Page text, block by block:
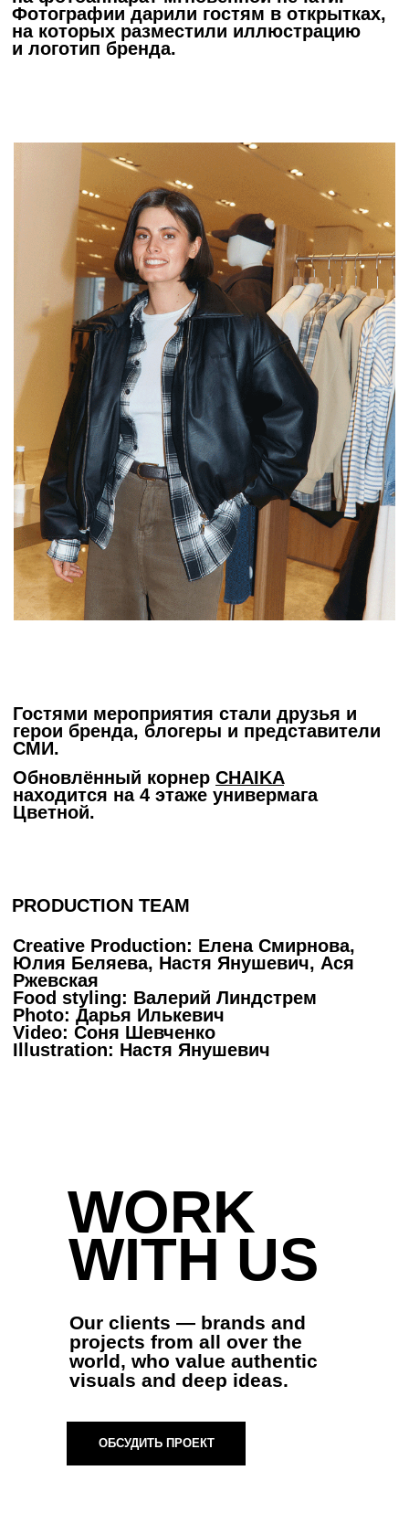
WORK
WITH US
Our clients — brands and
projects from all over the
world, who value authentic
visuals and deep ideas.
ОБСУДИТЬ ПРОЕКТ